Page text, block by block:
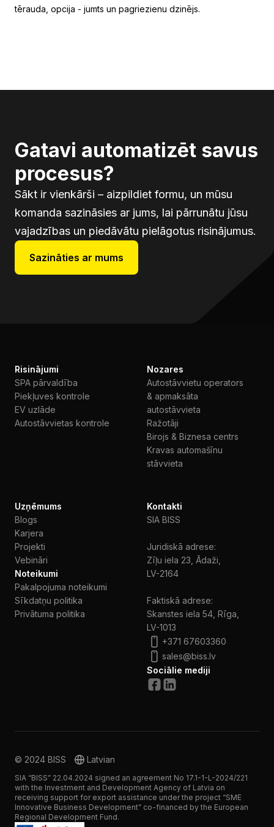
tērauda, opcija - jumts un pagriezienu dzinējs.
Gatavi automatizēt savus
procesus?
Sākt ir vienkārši – aizpildiet formu, un mūsu
komanda sazināsies ar jums, lai pārrunātu jūsu
vajadzības un piedāvātu pielāgotus risinājumus.
Sazināties ar mums
Risinājumi
SPA pārvaldība
Piekļuves kontrole
EV uzlāde
Autostāvvietas kontrole
Nozares
Autostāvvietu operators
& apmaksāta
autostāvvieta
Ražotāji
Birojs & Biznesa centrs
Kravas automašīnu
stāvvieta
Uzņēmums
Blogs
Karjera
Projekti
Vebināri
Noteikumi
Pakalpojuma noteikumi
Sīkdatņu politika
Privātuma politika
Kontakti
SIA BISS
Juridiskā adrese:
Zīļu iela 23, Ādaži,
LV-2164
Faktiskā adrese:
Skanstes iela 54, Rīga,
LV-1013
+371 67603360
sales@biss.lv
Sociālie mediji
© 2024 BISS Latvian
SIA “BISS” 22.04.2024 signed an agreement No 17.1-1-L-2024/221
with the Investment and Development Agency of Latvia on
receiving support for export assistance under the project “SME
Innovative Business Development” co-financed by the European
Regional Development Fund.